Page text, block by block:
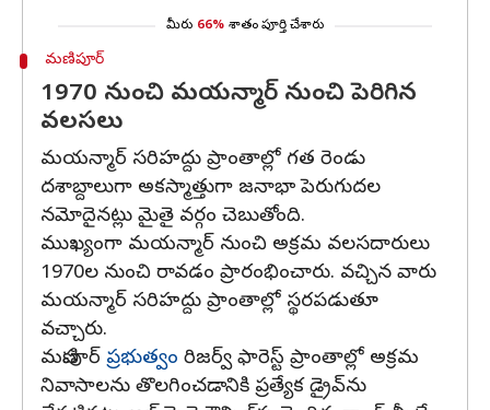
మీరు 66% శాతం పూర్తి చేశారు
మణిపూర్
1970 నుంచి మయన్మార్ నుంచి పెరిగిన
వలసలు
మయన్మార్ సరిహద్దు ప్రాంతాల్లో గత రెండు
దశాబ్దాలుగా అకస్మాత్తుగా జనాభా పెరుగుదల
నమోదైనట్లు మైతై వర్గం చెబుతోంది.
ముఖ్యంగా మయన్మార్ నుంచి అక్రమ వలసదారులు
1970ల నుంచి రావడం ప్రారంభించారు. వచ్చిన వారు
మయన్మార్ సరిహద్దు ప్రాంతాల్లో స్థరపడుతూ
వచ్చారు.
మణిపూర్ ప్రభుత్వం రిజర్వ్ ఫారెస్ట్ ప్రాంతాల్లో అక్రమ
నివాసాలను తొలగించడానికి ప్రత్యేక డ్రైవ్‌ను